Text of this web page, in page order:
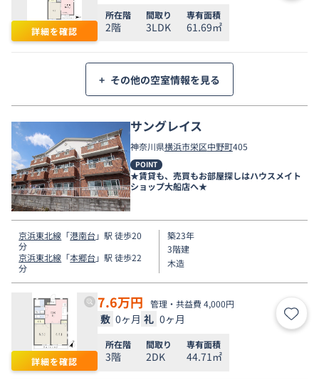
詳細を確認
所在階
2階
間取り
3LDK
専有面積
61.69㎡
+ その他の空室情報を見る
サングレイス
神奈川県横浜市栄区中野町405
POINT
★賃貸も、売買もお部屋探しはハウスメイト
ショップ大船店へ★
京浜東北線 「港南台」駅 徒歩20
分
京浜東北線 「本郷台」駅 徒歩22
分
築23年
3階建
木造
詳細を確認
7.6万円 管理・共益費 4,000円
敷 0ヶ月 礼 0ヶ月 お気
所在階
3階
間取り
2DK
専有面積
44.71㎡